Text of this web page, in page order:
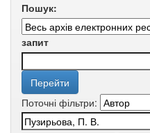
Пошук:
запит
Поточні фільтри: